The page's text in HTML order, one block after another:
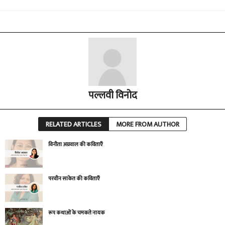
पल्लवी विनोद
RELATED ARTICLES MORE FROM AUTHOR
विनीता अग्रवाल की कविताएँ
परवीन साकेत की कविताएँ
रूप कथाओं के चमकते नायक